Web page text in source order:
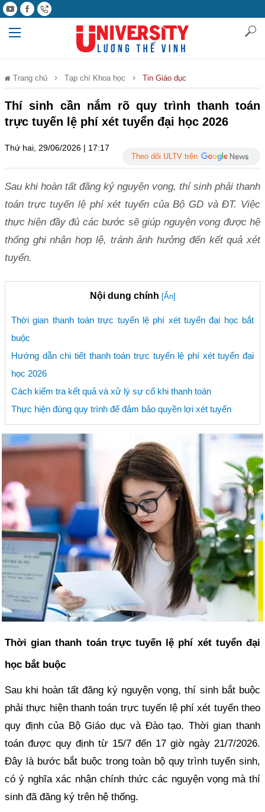
Trang chủ Tạp chí Khoa học Tin Giáo dục
Thí sinh cần nắm rõ quy trình thanh toán
trực tuyến lệ phí xét tuyển đại học 2026
Thứ hai, 29/06/2026 | 17:17
Theo dõi ULTV trên
Sau khi hoàn tất đăng ký nguyện vọng, thí sinh phải thanh
toán trực tuyến lệ phí xét tuyển của Bộ GD và ĐT. Việc
thực hiện đầy đủ các bước sẽ giúp nguyện vọng được hệ
thống ghi nhận hợp lệ, tránh ảnh hưởng đến kết quả xét
tuyển.
Nội dung chính [Ẩn]
Thời gian thanh toán trực tuyến lệ phí xét tuyển đại học bắt
buộc
Hướng dẫn chi tiết thanh toán trực tuyến lệ phí xét tuyển đại
học 2026
Cách kiểm tra kết quả và xử lý sự cố khi thanh toán
Thực hiện đúng quy trình để đảm bảo quyền lợi xét tuyển
Thời gian thanh toán trực tuyến lệ phí xét tuyển đại
học bắt buộc
Sau khi hoàn tất đăng ký nguyện vọng, thí sinh bắt buộc
phải thực hiện thanh toán trực tuyến lệ phí xét tuyển theo
quy định của Bộ Giáo dục và Đào tạo. Thời gian thanh
toán được quy định từ 15/7 đến 17 giờ ngày 21/7/2026.
Đây là bước bắt buộc trong toàn bộ quy trình tuyển sinh,
có ý nghĩa xác nhận chính thức các nguyện vọng mà thí
sinh đã đăng ký trên hệ thống.